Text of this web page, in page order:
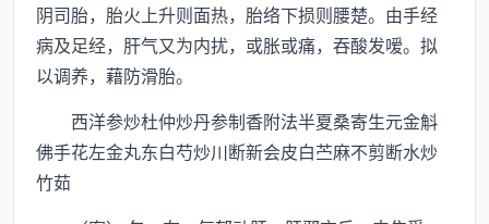
阴司胎，胎火上升则面热，胎络下损则腰楚。由手经
病及足经，肝气又为内扰，或胀或痛，吞酸发嗳。拟
以调养，藉防滑胎。
西洋参炒杜仲炒丹参制香附法半夏桑寄生元金斛
佛手花左金丸东白芍炒川断新会皮白苎麻不剪断水炒
竹茹